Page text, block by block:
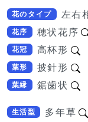
花のタイプ 左右
花序 穂状花序
花冠 高杯形
葉形 披針形
葉縁 鋸歯状
生活型 多年草